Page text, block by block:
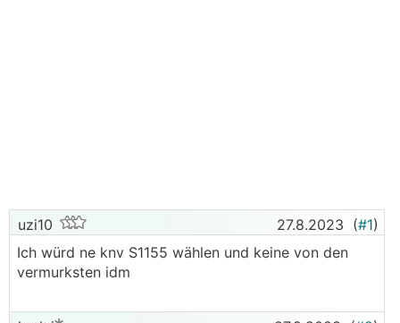
uzi10 27.8.2023 (#1)
Ich würd ne knv S1155 wählen und keine von den
vermurksten idm